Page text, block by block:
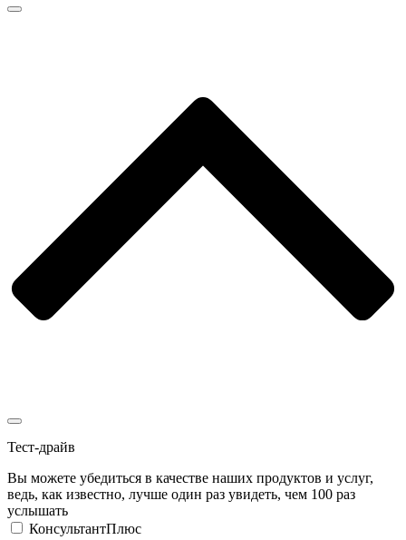
Тест-драйв
Вы можете убедиться в качестве наших продуктов и услуг,
ведь, как известно, лучше один раз увидеть, чем 100 раз
услышать
КонсультантПлюс